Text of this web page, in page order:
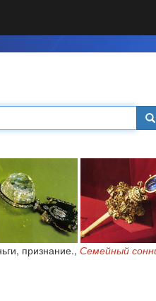
признание., Семейный